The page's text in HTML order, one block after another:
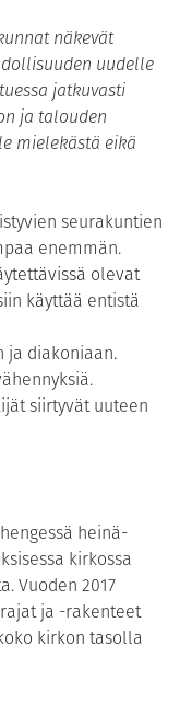
näkevät
uudelle
jatkuvasti
ja talouden
mielekästä eikä
seurakuntien
enemmän.
olevat
käyttää entistä
ja diakoniaan.
siirtyvät uuteen
heinä-
kirkossa
Vuoden 2017
ja -rakenteet
kirkon tasolla